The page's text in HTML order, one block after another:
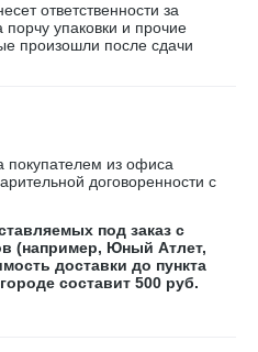
ответственности за
порчу упаковки и прочие
произошли после сдачи
покупателем из офиса
договоренности с
под заказ с
(например, Юный Атлет,
доставки до пункта
составит 500 руб.